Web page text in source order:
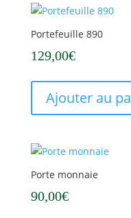
Portefeuille 890
129,00€
Ajouter au
Porte monnaie
90,00€